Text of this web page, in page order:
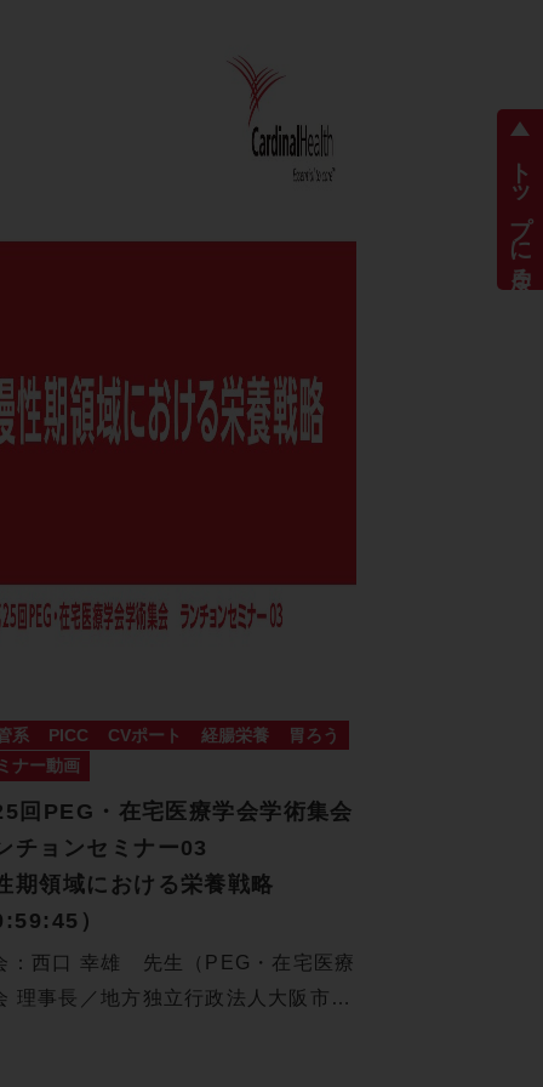
トップに戻る
系 PICC CVポート 経腸栄養
胃ろう
ナー動画
回PEG・在宅医療学会学術集会
チョンセミナー03
期領域における栄養戦略
）
：西口 幸雄 先生（PEG・在宅医療
理事長／地方独立行政法人大阪市民